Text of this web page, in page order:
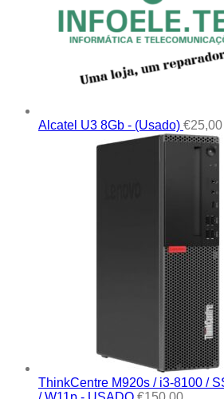
Alcatel U3 8Gb - (Usado) €25,00
ThinkCentre M920s / i3-8100 /